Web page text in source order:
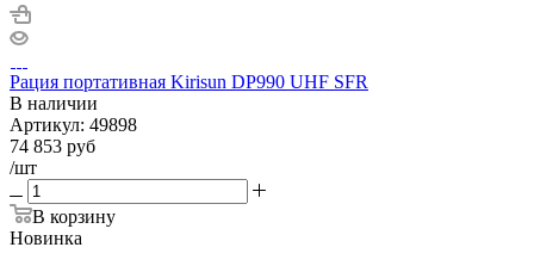
Рация портативная Kirisun DP990 UHF SFR
В наличии
Артикул: 49898
74 853 руб
/шт
В корзину
Новинка